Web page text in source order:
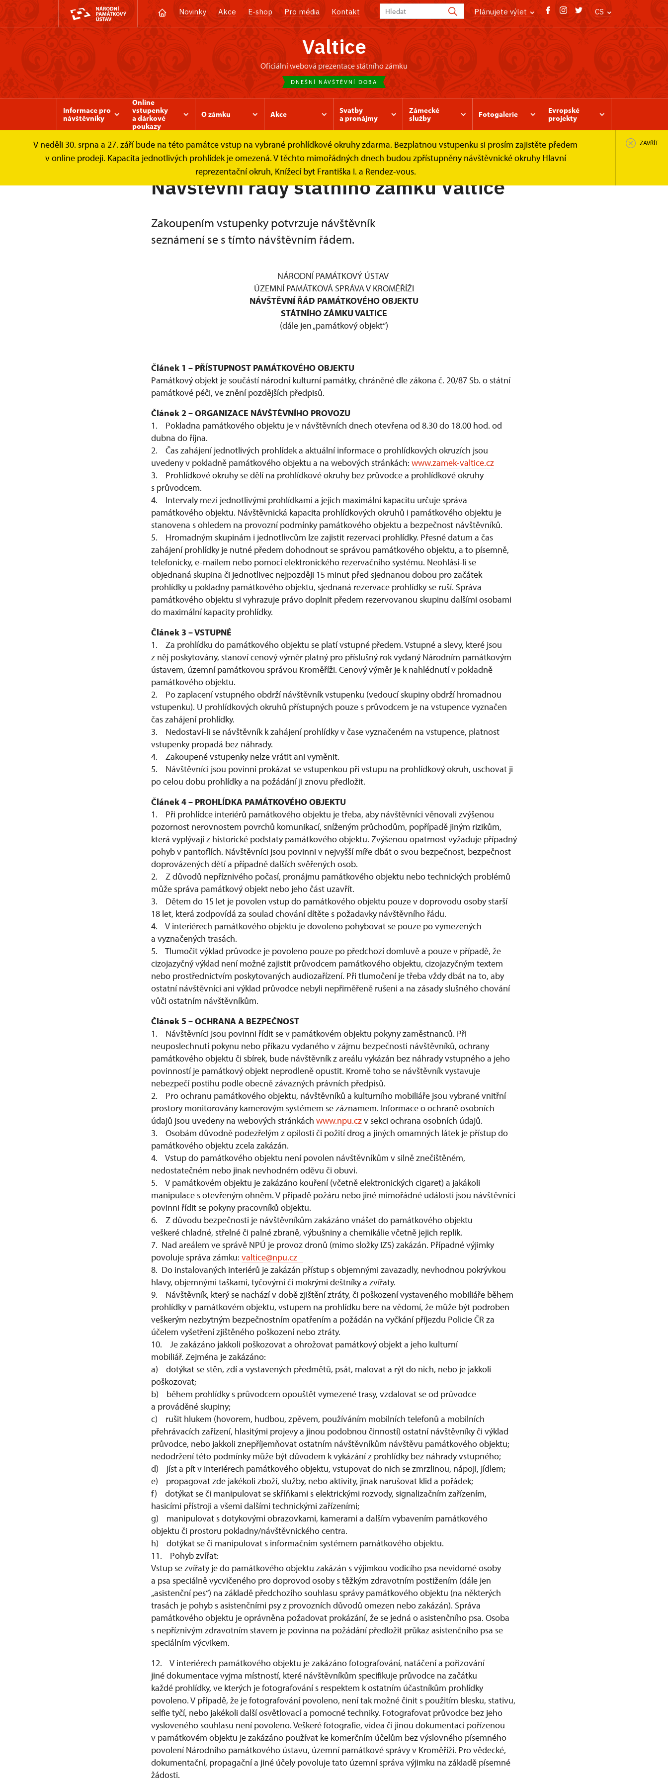
Novinky Akce E-shop Pro média Kontakt Plánujete výlet CS
Valtice
oficiální webová prezentace státního zámku
DNEŠNÍ NÁVŠTĚVNÍ DOBA
Informace pro
návštěvníky
Online
vstupenky
a dárkové
poukazy
O zámku Akce
Svatby
a pronájmy
Zámecké
služby
Fotogalerie
Evropské
projekty
V neděli 30. srpna a 27. září bude na této památce vstup na vybrané prohlídkové okruhy zdarma. Bezplatnou vstupenku si prosím zajistěte předem
v online prodeji. Kapacita jednotlivých prohlídek je omezená. V těchto mimořádných dnech budou zpřístupněny návštěvnické okruhy Hlavní
reprezentační okruh, Knížecí byt Františka I. a Rendez-vous.
ZAVŘÍT
Zámek Valtice Informace pro návštěvníky Návštěvní řád
Návštěvní řády státního zámku Valtice
Zakoupením vstupenky potvrzuje návštěvník
seznámení se s tímto návštěvním řádem.
NÁRODNÍ PAMÁTKOVÝ ÚSTAV
ÚZEMNÍ PAMÁTKOVÁ SPRÁVA V KROMĚŘÍŽI
NÁVŠTĚVNÍ ŘÁD PAMÁTKOVÉHO OBJEKTU
STÁTNÍHO ZÁMKU VALTICE
(dále jen „památkový objekt“)
Článek 1 – PŘÍSTUPNOST PAMÁTKOVÉHO OBJEKTU
Památkový objekt je součástí národní kulturní památky, chráněné dle zákona č. 20/87 Sb. o státní
památkové péči, ve znění pozdějších předpisů.
Článek 2 – ORGANIZACE NÁVŠTĚVNÍHO PROVOZU
1. Pokladna památkového objektu je v návštěvních dnech otevřena od 8.30 do 18.00 hod. od
dubna do října.
2. Čas zahájení jednotlivých prohlídek a aktuální informace o prohlídkových okruzích jsou
uvedeny v pokladně památkového objektu a na webových stránkách: www.zamek-valtice.cz
3. Prohlídkové okruhy se dělí na prohlídkové okruhy bez průvodce a prohlídkové okruhy
s průvodcem.
4. Intervaly mezi jednotlivými prohlídkami a jejich maximální kapacitu určuje správa
památkového objektu. Návštěvnická kapacita prohlídkových okruhů i památkového objektu je
stanovena s ohledem na provozní podmínky památkového objektu a bezpečnost návštěvníků.
5. Hromadným skupinám i jednotlivcům lze zajistit rezervaci prohlídky. Přesné datum a čas
zahájení prohlídky je nutné předem dohodnout se správou památkového objektu, a to písemně,
telefonicky, e-mailem nebo pomocí elektronického rezervačního systému. Neohlásí-li se
objednaná skupina či jednotlivec nejpozději 15 minut před sjednanou dobou pro začátek
prohlídky u pokladny památkového objektu, sjednaná rezervace prohlídky se ruší. Správa
památkového objektu si vyhrazuje právo doplnit předem rezervovanou skupinu dalšími osobami
do maximální kapacity prohlídky.
Článek 3 – VSTUPNÉ
1. Za prohlídku do památkového objektu se platí vstupné předem. Vstupné a slevy, které jsou
z něj poskytovány, stanoví cenový výměr platný pro příslušný rok vydaný Národním památkovým
ústavem, územní památkovou správou Kroměříži. Cenový výměr je k nahlédnutí v pokladně
památkového objektu.
2. Po zaplacení vstupného obdrží návštěvník vstupenku (vedoucí skupiny obdrží hromadnou
vstupenku). U prohlídkových okruhů přístupných pouze s průvodcem je na vstupence vyznačen
čas zahájení prohlídky.
3. Nedostaví-li se návštěvník k zahájení prohlídky v čase vyznačeném na vstupence, platnost
vstupenky propadá bez náhrady.
4. Zakoupené vstupenky nelze vrátit ani vyměnit.
5. Návštěvníci jsou povinni prokázat se vstupenkou při vstupu na prohlídkový okruh, uschovat ji
po celou dobu prohlídky a na požádání ji znovu předložit.
Článek 4 – PROHLÍDKA PAMÁTKOVÉHO OBJEKTU
1. Při prohlídce interiérů památkového objektu je třeba, aby návštěvníci věnovali zvýšenou
pozornost nerovnostem povrchů komunikací, sníženým průchodům, popřípadě jiným rizikům,
která vyplývají z historické podstaty památkového objektu. Zvýšenou opatrnost vyžaduje případný
pohyb v pantoflích. Návštěvníci jsou povinni v nejvyšší míře dbát o svou bezpečnost, bezpečnost
doprovázených dětí a případně dalších svěřených osob.
2. Z důvodů nepříznivého počasí, pronájmu památkového objektu nebo technických problémů
může správa památkový objekt nebo jeho část uzavřít.
3. Dětem do 15 let je povolen vstup do památkového objektu pouze v doprovodu osoby starší
18 let, která zodpovídá za soulad chování dítěte s požadavky návštěvního řádu.
4. V interiérech památkového objektu je dovoleno pohybovat se pouze po vymezených
a vyznačených trasách.
5. Tlumočit výklad průvodce je povoleno pouze po předchozí domluvě a pouze v případě, že
cizojazyčný výklad není možné zajistit průvodcem památkového objektu, cizojazyčným textem
nebo prostřednictvím poskytovaných audiozařízení. Při tlumočení je třeba vždy dbát na to, aby
ostatní návštěvníci ani výklad průvodce nebyli nepřiměřeně rušeni a na zásady slušného chování
vůči ostatním návštěvníkům.
Článek 5 – OCHRANA A BEZPEČNOST
1. Návštěvníci jsou povinni řídit se v památkovém objektu pokyny zaměstnanců. Při
neuposlechnutí pokynu nebo příkazu vydaného v zájmu bezpečnosti návštěvníků, ochrany
památkového objektu či sbírek, bude návštěvník z areálu vykázán bez náhrady vstupného a jeho
povinností je památkový objekt neprodleně opustit. Kromě toho se návštěvník vystavuje
nebezpečí postihu podle obecně závazných právních předpisů.
2. Pro ochranu památkového objektu, návštěvníků a kulturního mobiliáře jsou vybrané vnitřní
prostory monitorovány kamerovým systémem se záznamem. Informace o ochraně osobních
údajů jsou uvedeny na webových stránkách www.npu.czv sekci ochrana osobních údajů.
3. Osobám důvodně podezřelým z opilosti či požití drog a jiných omamných látek je přístup do
památkového objektu zcela zakázán.
4. Vstup do památkového objektu není povolen návštěvníkům v silně znečištěném,
nedostatečném nebo jinak nevhodném oděvu či obuvi.
5. V památkovém objektu je zakázáno kouření (včetně elektronických cigaret) a jakákoli
manipulace s otevřeným ohněm. V případě požáru nebo jiné mimořádné události jsou návštěvníci
povinni řídit se pokyny pracovníků objektu.
6. Z důvodu bezpečnosti je návštěvníkům zakázáno vnášet do památkového objektu
veškeré chladné, střelné či palné zbraně, výbušniny a chemikálie včetně jejich replik.
7. Nad areálem ve správě NPÚ je provoz dronů (mimo složky IZS) zakázán. Případné výjimky
povoluje správa zámku: valtice@npu.cz
8. Do instalovaných interiérů je zakázán přístup s objemnými zavazadly, nevhodnou pokrývkou
hlavy, objemnými taškami, tyčovými či mokrými deštníky a zvířaty.
9. Návštěvník, který se nachází v době zjištění ztráty, či poškození vystaveného mobiliáře během
prohlídky v památkovém objektu, vstupem na prohlídku bere na vědomí, že může být podroben
veškerým nezbytným bezpečnostním opatřením a požádán na vyčkání příjezdu Policie ČR za
účelem vyšetření zjištěného poškození nebo ztráty.
10. Je zakázáno jakkoli poškozovat a ohrožovat památkový objekt a jeho kulturní
mobiliář. Zejména je zakázáno:
a) dotýkat se stěn, zdí a vystavených předmětů, psát, malovat a rýt do nich, nebo je jakkoli
poškozovat;
b) během prohlídky s průvodcem opouštět vymezené trasy, vzdalovat se od průvodce
a prováděné skupiny;
c) rušit hlukem (hovorem, hudbou, zpěvem, používáním mobilních telefonů a mobilních
přehrávacích zařízení, hlasitými projevy a jinou podobnou činností) ostatní návštěvníky či výklad
průvodce, nebo jakkoli znepříjemňovat ostatním návštěvníkům návštěvu památkového objektu;
nedodržení této podmínky může být důvodem k vykázání z prohlídky bez náhrady vstupného;
d) jíst a pít v interiérech památkového objektu, vstupovat do nich se zmrzlinou, nápoji, jídlem;
e) propagovat zde jakékoli zboží, služby, nebo aktivity, jinak narušovat klid a pořádek;
f) dotýkat se či manipulovat se skříňkami s elektrickými rozvody, signalizačním zařízením,
hasicími přístroji a všemi dalšími technickými zařízeními;
g) manipulovat s dotykovými obrazovkami, kamerami a dalším vybavením památkového
objektu či prostoru pokladny/návštěvnického centra.
h) dotýkat se či manipulovat s informačním systémem památkového objektu.
11. Pohyb zvířat:
Vstup se zvířaty je do památkového objektu zakázán s výjimkou vodicího psa nevidomé osoby
a psa speciálně vycvičeného pro doprovod osoby s těžkým zdravotním postižením (dále jen
„asistenční pes“) na základě předchozího souhlasu správy památkového objektu (na některých
trasách je pohyb s asistenčními psy z provozních důvodů omezen nebo zakázán). Správa
památkového objektu je oprávněna požadovat prokázání, že se jedná o asistenčního psa. Osoba
s nepříznivým zdravotním stavem je povinna na požádání předložit průkaz asistenčního psa se
speciálním výcvikem.
12. V interiérech památkového objektu je zakázáno fotografování, natáčení a pořizování
jiné dokumentace vyjma místností, které návštěvníkům specifikuje průvodce na začátku
každé prohlídky, ve kterých je fotografování s respektem k ostatním účastníkům prohlídky
povoleno. V případě, že je fotografování povoleno, není tak možné činit s použitím blesku, stativu,
selfie tyčí, nebo jakékoli další osvětlovací a pomocné techniky. Fotografovat průvodce bez jeho
vysloveného souhlasu není povoleno. Veškeré fotografie, videa či jinou dokumentaci pořízenou
v památkovém objektu je zakázáno používat ke komerčním účelům bez výslovného písemného
povolení Národního památkového ústavu, územní památkové správy v Kroměříži. Pro vědecké,
dokumentační, propagační a jiné účely povoluje tato územní správa výjimku na základě písemné
žádosti.